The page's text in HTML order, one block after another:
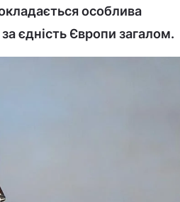
особлива
єдність Європи загалом.